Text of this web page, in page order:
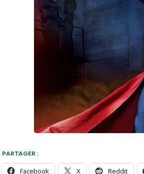
PARTAGER :
Facebook X Reddit